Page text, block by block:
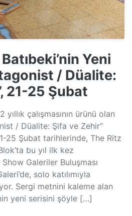
Yeni
/ Düalite:
21-25 Şubat
çalışmasının ürünü olan
/ Düalite: Şifa ve Zehir”
25 Şubat tarihlerinde, The Ritz
bu yıl ilk kez
Galeriler Buluşması
solo katılımıyla
Sergi metnini kaleme alan
yeni serisini şöyle […]